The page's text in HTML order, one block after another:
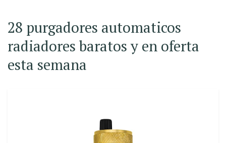
28 purgadores automaticos
radiadores baratos y en oferta
esta semana